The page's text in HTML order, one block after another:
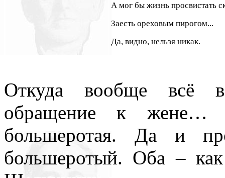
А мог бы жизнь просвистать
Заесть ореховым пирогом...
Да, видно, нельзя никак.
Откуда вообще всё
обращение к жене…
большеротая. Да и
большеротый. Оба –